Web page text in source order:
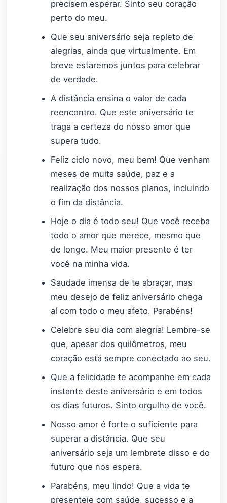
precisem esperar. Sinto seu coração
perto do meu.
Que seu aniversário seja repleto de
alegrias, ainda que virtualmente. Em
breve estaremos juntos para celebrar
de verdade.
A distância ensina o valor de cada
reencontro. Que este aniversário te
traga a certeza do nosso amor que
supera tudo.
Feliz ciclo novo, meu bem! Que venham
meses de muita saúde, paz e a
realização dos nossos planos, incluindo
o fim da distância.
Hoje o dia é todo seu! Que você receba
todo o amor que merece, mesmo que
de longe. Meu maior presente é ter
você na minha vida.
Saudade imensa de te abraçar, mas
meu desejo de feliz aniversário chega
aí com todo o meu afeto. Parabéns!
Celebre seu dia com alegria! Lembre-se
que, apesar dos quilômetros, meu
coração está sempre conectado ao seu.
Que a felicidade te acompanhe em cada
instante deste aniversário e em todos
os dias futuros. Sinto orgulho de você.
Nosso amor é forte o suficiente para
superar a distância. Que seu
aniversário seja um lembrete disso e do
futuro que nos espera.
Parabéns, meu lindo! Que a vida te
presenteie com saúde, sucesso e a